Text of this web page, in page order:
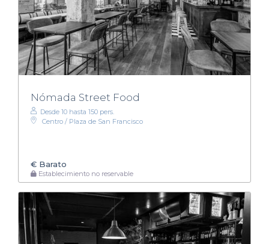
Nómada Street Food
Desde 10 hasta 150 pers.
Centro / Plaza de San Francisco
€ Barato
Establecimiento no reservable